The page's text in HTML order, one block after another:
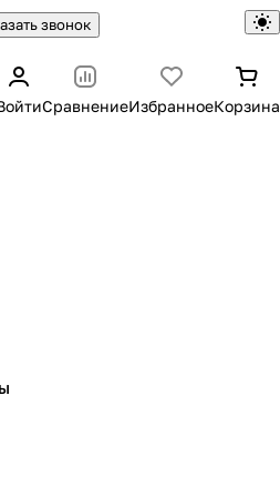
звонок
СравнениеИзбранноеКорзина